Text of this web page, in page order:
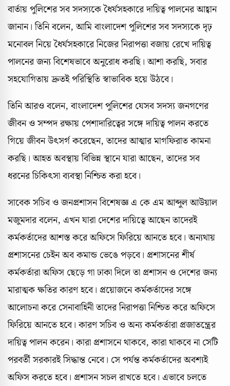
বার্তায় পুলিশের সব সদস্যকে ধৈর্যসহকারে দায়িত্ব পালনের আহ্বান
জানান। তিনি বলেন, আমি বাংলাদেশ পুলিশের সব সদস্যকে দৃঢ়
মনোবল নিয়ে ধৈর্যসহকারে নিজের নিরাপত্তা বজায় রেখে দায়িত্ব
পালনের জন্য বিশেষভাবে অনুরোধ করছি। আশা করছি, সবার
সহযোগিতায় দ্রুতই পরিস্থিতি স্বাভাবিক হয়ে উঠবে।
তিনি আরও বলেন, বাংলাদেশ পুলিশের যেসব সদস্য জনগণের
জীবন ও সম্পদ রক্ষায় পেশাদারিত্বের সঙ্গে দায়িত্ব পালন করতে
গিয়ে জীবন উৎসর্গ করেছেন, তাদের আত্মার মাগফিরাত কামনা
করছি। আহত অবস্থায় বিভিন্ন স্থানে যারা আছেন, তাদের সব
ধরনের চিকিৎসা ব্যবস্থা নিশ্চিত করা হবে।
সাবেক সচিব ও জনপ্রশাসন বিশেষজ্ঞ এ কে এম আব্দুল আউয়াল
মজুমদার বলেন, এখন যারা দেশের দায়িত্বে আছেন তাদেরই
কর্মকর্তাদের আশস্ত করে অফিসে ফিরিয়ে আনতে হবে। অন্যথায়
প্রশাসনের চেইন অব কমান্ড ভেঙে পড়বে। প্রশাসনের শীর্ষ
কর্মকর্তারা অফিস ছেড়ে গা ঢাকা দিলে তা প্রশাসন ও দেশের জন্য
মারাত্মক ক্ষতির কারণ হবে। প্রয়োজনে কর্মকর্তাদের সঙ্গে
আলোচনা করে সেনাবাহিনী তাদের নিরাপত্তা নিশ্চিত করে অফিসে
ফিরিয়ে আনতে হবে। কারণ সচিব ও অন্য কর্মকর্তারা প্রজাতন্ত্রের
দায়িত্ব পালন করেন। কারা প্রশাসনে থাকবে, কারা থাকবে না সেটি
পরবর্তী সরকারই সিদ্ধান্ত নেবে। সে পর্যন্ত কর্মকর্তাদের অবশ্যই
অফিস করতে হবে। প্রশাসন সচল রাখতে হবে। এভাবে চলতে